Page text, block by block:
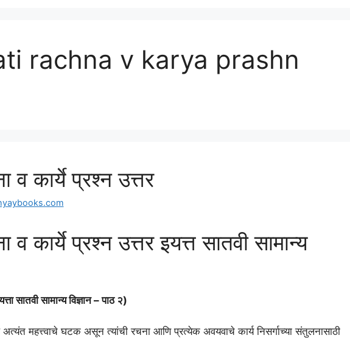
rachna v karya prashn
व कार्ये प्रश्न उत्तर
व कार्ये प्रश्न उत्तर इयत्त सातवी सामान्य
सातवी सामान्य विज्ञान – पाठ २)
महत्त्वाचे घटक असून त्यांची रचना आणि प्रत्येक अवयवाचे कार्य निसर्गाच्या संतुलनासाठी